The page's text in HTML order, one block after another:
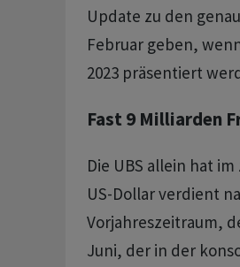
Update zu den
Februar geben,
2023 präsentiert
Fast 9 Milliarden
Die UBS allein hat
US-Dollar verdient
Vorjahreszeitraum,
Juni, der in der